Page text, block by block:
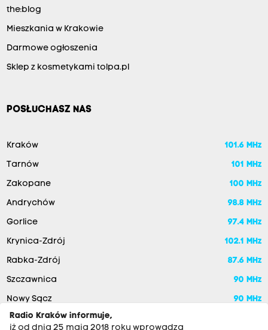
the:blog
Mieszkania w Krakowie
Darmowe ogłoszenia
Sklep z kosmetykami tolpa.pl
POSŁUCHASZ NAS
Kraków 101.6 MHz
Tarnów 101 MHz
Zakopane 100 MHz
Andrychów 98.8 MHz
Gorlice 97.4 MHz
Krynica-Zdrój 102.1 MHz
Rabka-Zdrój 87.6 MHz
Szczawnica 90 MHz
Nowy Sącz
90 MHz
Radio Kraków informuje,
iż od dnia 25 maja 2018 roku wprowadza